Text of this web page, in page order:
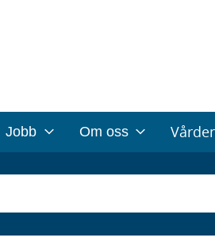
Jobb Om oss